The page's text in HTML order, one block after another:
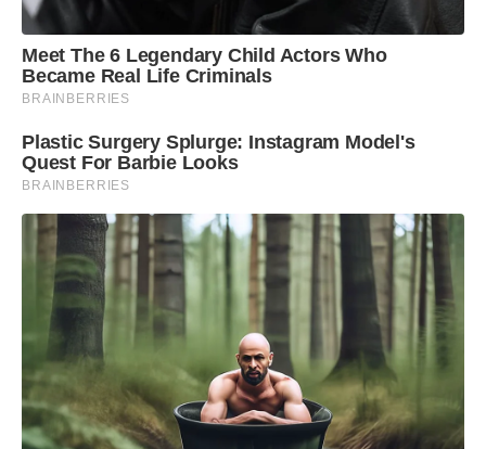
Meet The 6 Legendary Child Actors Who
Became Real Life Criminals
BRAINBERRIES
Plastic Surgery Splurge: Instagram Model's
Quest For Barbie Looks
BRAINBERRIES